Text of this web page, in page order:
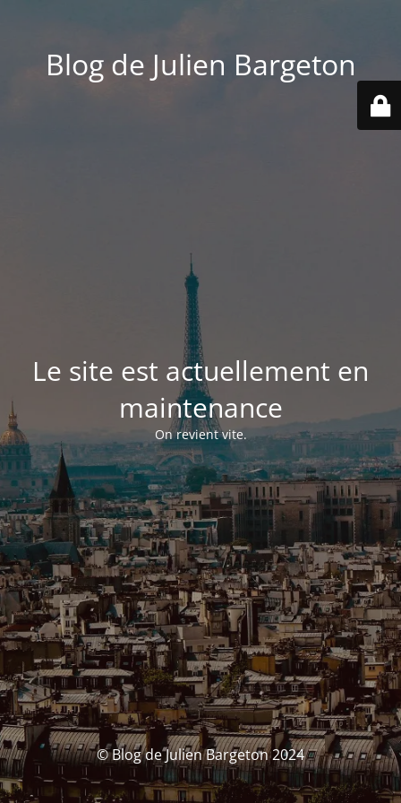
Blog de Julien Bargeton
Le site est actuellement en
maintenance
On revient vite.
© Blog de Julien Bargeton 2024